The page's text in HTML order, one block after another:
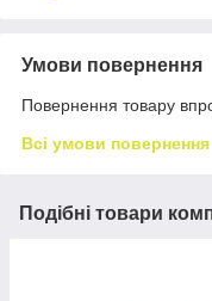
Умови повернення
Повернення товару
Всі умови повернення
Подібні товари